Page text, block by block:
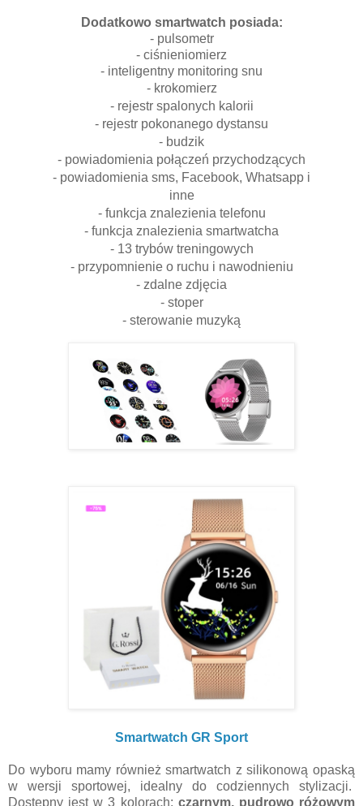
Dodatkowo smartwatch posiada:
- pulsometr
- ciśnieniomierz
- inteligentny monitoring snu
- krokomierz
- rejestr spalonych kalorii
- rejestr pokonanego dystansu
- budzik
- powiadomienia połączeń przychodzących
- powiadomienia sms, Facebook, Whatsapp i
inne
- funkcja znalezienia telefonu
- funkcja znalezienia smartwatcha
- 13 trybów treningowych
- przypomnienie o ruchu i nawodnieniu
- zdalne zdjęcia
- stoper
- sterowanie muzyką
Smartwatch GR Sport
Do wyboru mamy również smartwatch z silikonową opaską
w wersji sportowej, idealny do codziennych stylizacji.
Dostępny jest w 3 kolorach: czarnym, pudrowo różowym